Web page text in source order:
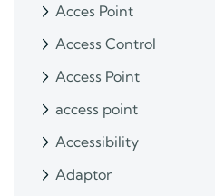
Acces Point
Access Control
Access Point
access point
Accessibility
Adaptor